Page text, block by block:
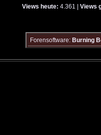
Views heute: 4.361 | Views
Forensoftware: Burning